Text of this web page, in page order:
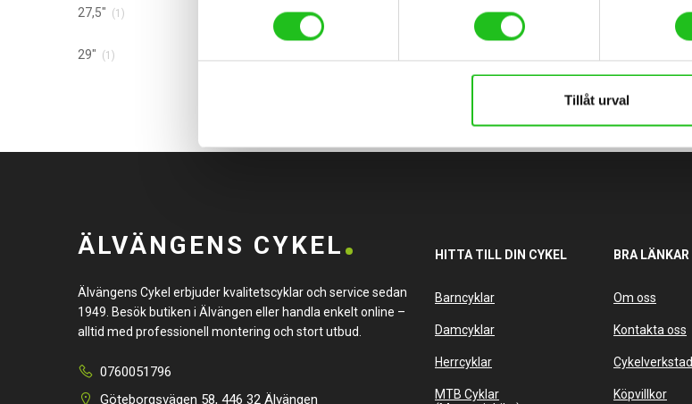
Tillåt urval
27,5" (1)
29" (1)
ÄLVÄNGENS CYKEL
Älvängens Cykel erbjuder kvalitetscyklar och service sedan
1949. Besök butiken i Älvängen eller handla enkelt online –
alltid med professionell montering och stort utbud.
0760051796
Göteborgsvägen 58, 446 32 Älvängen
HITTA TILL DIN CYKEL
Barncyklar
Damcyklar
Herrcyklar
MTB Cyklar
BRA LÄNKAR
Om oss
Kontakta oss
Cykelverkstad
Köpvillkor